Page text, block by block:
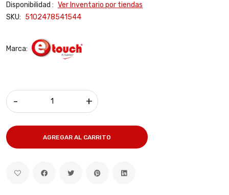
Disponibilidad : Ver Inventario por tiendas
SKU: 5102478541544
Marca:
- +
AGREGAR AL CARRITO